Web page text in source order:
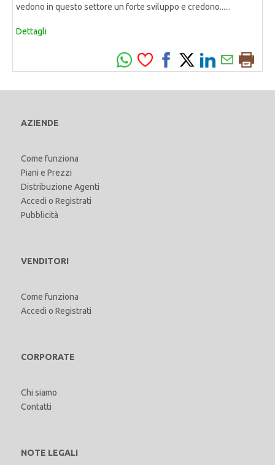
vedono in questo settore un forte sviluppo e credono......
Dettagli
AZIENDE
Come funziona
Piani e Prezzi
Distribuzione Agenti
Accedi o Registrati
Pubblicità
VENDITORI
Come funziona
Accedi o Registrati
CORPORATE
Chi siamo
Contatti
NOTE LEGALI